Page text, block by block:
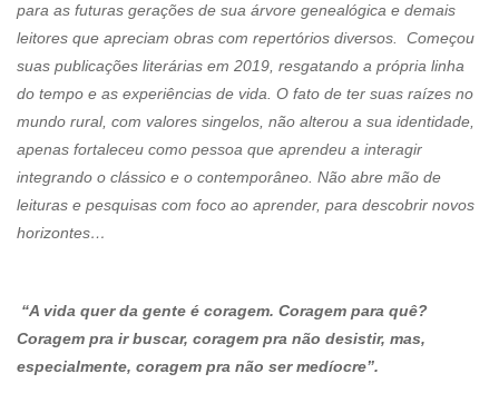
para as futuras gerações de sua árvore genealógica e demais
leitores que apreciam obras com repertórios diversos. Começou
suas publicações literárias em 2019, resgatando a própria linha
do tempo e as experiências de vida. O fato de ter suas raízes no
mundo rural, com valores singelos, não alterou a sua identidade,
apenas fortaleceu como pessoa que aprendeu a interagir
integrando o clássico e o contemporâneo. Não abre mão de
leituras e pesquisas com foco ao aprender, para descobrir novos
horizontes…
“A vida quer da gente é coragem. Coragem para quê?
Coragem pra ir buscar, coragem pra não desistir, mas,
especialmente, coragem pra não ser medíocre”.